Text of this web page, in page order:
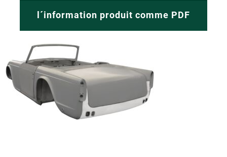
l´information produit comme PDF